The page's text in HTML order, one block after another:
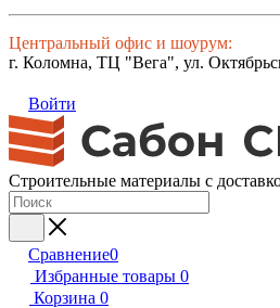
Центральный офис и шоурум:
г. Коломна, ТЦ "Вега", ул.
Войти
Строительные материалы с
Сравнение0
Избранные товары 0
Корзина 0